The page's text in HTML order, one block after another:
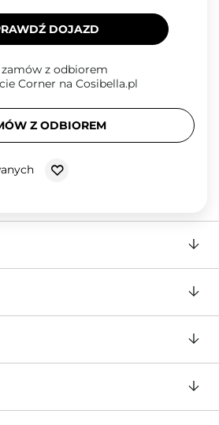
DOJAZD
zamów z odbiorem
Corner na Cosibella.pl
Z ODBIOREM